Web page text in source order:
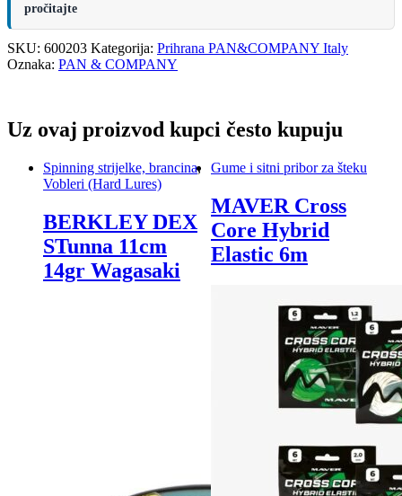
pročitajte
SKU: 600203 Kategorija: Prihrana PAN&COMPANY Italy
Oznaka: PAN & COMPANY
Uz ovaj proizvod kupci često kupuju
Spinning strijelke, brancina,
Vobleri (Hard Lures)
BERKLEY DEX
STunna 11cm
14gr Wagasaki
Gume i sitni pribor za šteku
MAVER Cross
Core Hybrid
Elastic 6m